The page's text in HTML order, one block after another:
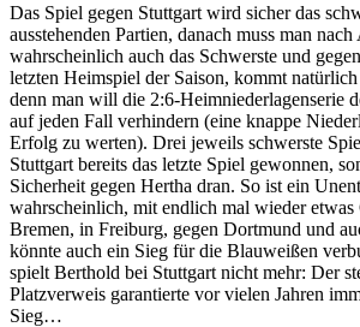
Das Spiel gegen Stuttgart wird sicher das
ausstehenden Partien, danach muss man
wahrscheinlich auch das Schwerste und
letzten Heimspiel der Saison, kommt
denn man will die 2:6-Heimniederlagenserie
auf jeden Fall verhindern (eine knappe
Erfolg zu werten). Drei jeweils schwerste
Stuttgart bereits das letzte Spiel gewonnen,
Sicherheit gegen Hertha dran. So ist ein
wahrscheinlich, mit endlich mal wieder etwas
Bremen, in Freiburg, gegen Dortmund und
könnte auch ein Sieg für die Blauweißen
spielt Berthold bei Stuttgart nicht mehr: Der
Platzverweis garantierte vor vielen Jahren
Sieg…